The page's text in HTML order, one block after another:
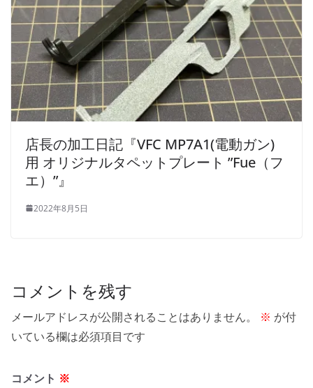
店長の加工日記『VFC MP7A1(電動ガン)
用 オリジナルタペットプレート ”Fue（フ
エ）”』
2022年8月5日
コメントを残す
メールアドレスが公開されることはありません。 ※ が付
いている欄は必須項目です
コメント ※